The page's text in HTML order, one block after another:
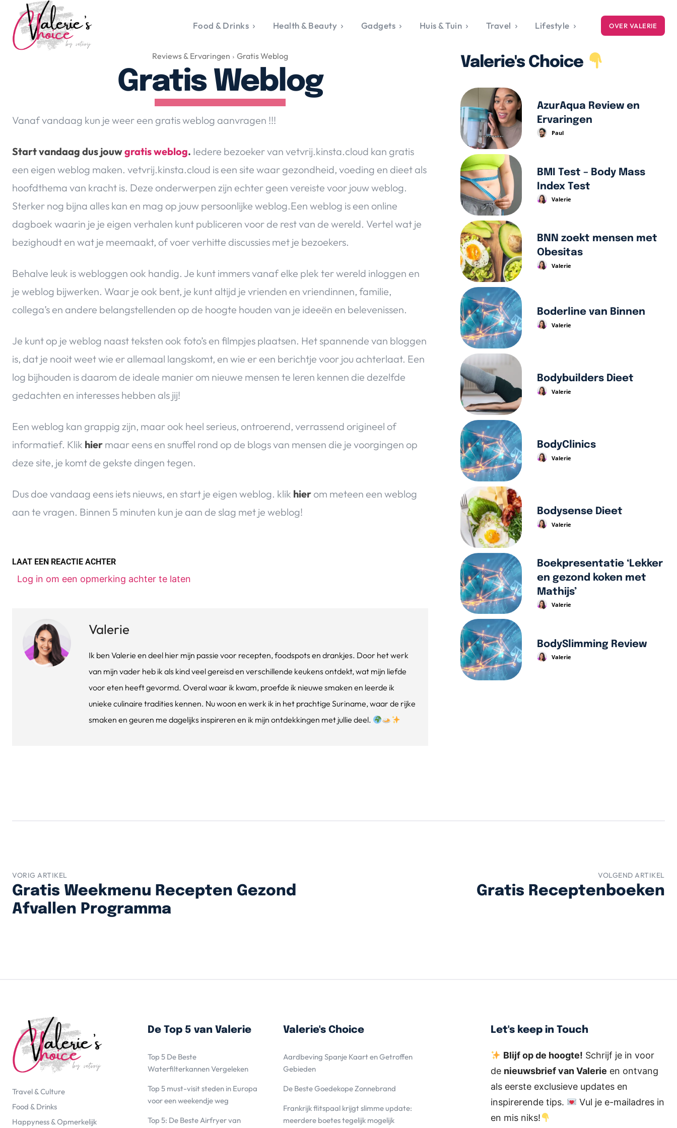
Valerie's Topics
Travel & Culture
Food & Drinks
Happyness & Opmerkelijk
Lifestyle, Sport &
Duurzaamheid
Top 5 van Valerie
Health & Beauty
Huis & Tuin
Nieuws & Media
De Top 5
Contact
Lifestyle
Food & Drinks Health & Beauty Gadgets Huis & Tuin Travel Lifestyle OVER VALERIE
Reviews & Ervaringen Gratis Weblog
Gratis Weblog
Vanaf vandaag kun je weer een gratis weblog aanvragen !!!
Start vandaag dus jouwgratis weblog. Iedere bezoeker van vetvrij.kinsta.cloud kan gratis
een eigen weblog maken. vetvrij.kinsta.cloud is een site waar gezondheid, voeding en dieet als
hoofdthema van kracht is. Deze onderwerpen zijn echter geen vereiste voor jouw weblog.
Sterker nog bijna alles kan en mag op jouw persoonlijke weblog.Een weblog is een online
dagboek waarin je je eigen verhalen kunt publiceren voor de rest van de wereld. Vertel wat je
bezighoudt en wat je meemaakt, of voer verhitte discussies met je bezoekers.
Behalve leuk is webloggen ook handig. Je kunt immers vanaf elke plek ter wereld inloggen en
je weblog bijwerken. Waar je ook bent, je kunt altijd je vrienden en vriendinnen, familie,
collega’s en andere belangstellenden op de hoogte houden van je ideeën en belevenissen.
Je kunt op je weblog naast teksten ook foto’s en filmpjes plaatsen. Het spannende van bloggen
is, dat je nooit weet wie er allemaal langskomt, en wie er een berichtje voor jou achterlaat. Een
log bijhouden is daarom de ideale manier om nieuwe mensen te leren kennen die dezelfde
gedachten en interesses hebben als jij!
Een weblog kan grappig zijn, maar ook heel serieus, ontroerend, verrassend origineel of
informatief. Klik hier maar eens en snuffel rond op de blogs van mensen die je voorgingen op
deze site, je komt de gekste dingen tegen.
Dus doe vandaag eens iets nieuws, en start je eigen weblog. klik hier om meteen een weblog
aan te vragen. Binnen 5 minuten kun je aan de slag met je weblog!
LAAT EEN REACTIE ACHTER
Log in om een opmerking achter te laten
Valerie
Ik ben Valerie en deel hier mijn passie voor recepten, foodspots en drankjes. Door het werk
van mijn vader heb ik als kind veel gereisd en verschillende keukens ontdekt, wat mijn liefde
voor eten heeft gevormd. Overal waar ik kwam, proefde ik nieuwe smaken en leerde ik
unieke culinaire tradities kennen. Nu woon en werk ik in het prachtige Suriname, waar de rijke
smaken en geuren me dagelijks inspireren en ik mijn ontdekkingen met jullie deel.
Valerie's Choice
AzurAqua Review en
Ervaringen
Paul
BMI Test – Body Mass
Index Test
Valerie
BNN zoekt mensen met
Obesitas
Valerie
Boderline van Binnen
Valerie
Bodybuilders Dieet
Valerie
BodyClinics
Valerie
Bodysense Dieet
Valerie
Boekpresentatie ‘Lekker
en gezond koken met
Mathijs’
Valerie
BodySlimming Review
Valerie
VORIG ARTIKEL
Gratis Weekmenu Recepten Gezond
Afvallen Programma
VOLGEND ARTIKEL
Gratis Receptenboeken
Travel & Culture
Food & Drinks
Happyness & Opmerkelijk
De Top 5 van Valerie
Top 5 De Beste
Waterfilterkannen Vergeleken
Top 5 must-visit steden in Europa
voor een weekendje weg
Top 5: De Beste Airfryer van
Valerie's Choice
Aardbeving Spanje Kaart en Getroffen
Gebieden
De Beste Goedekope Zonnebrand
Frankrijk flitspaal krijgt slimme update:
meerdere boetes tegelijk mogelijk
Let's keep in Touch
Blijf op de hoogte! Schrijf je in voor
de nieuwsbrief van Valerie en ontvang
als eerste exclusieve updates en
inspirerende tips.
Vul je e-mailadres in
en mis niks!